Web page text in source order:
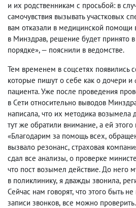
и их родственникам с просьбой: в
самочувствия вызывать участковых
вам отказали в медицинской помощи
в Минздрав, решение будет принято
порядке», — пояснили в ведомстве.
Тем временем в соцсетях появились
которые пишут о себе как о дочери и
пациента. Уже после проведения
в Сети относительно выводов
написала, что их методика возымела
тут же обратили внимание, а ей этого
«Благодарим за помощь всех,
вызвало резонанс, страховая
сдал все анализы, о проверке
что пост возымел действие. До него
в поликлинику, я дважды звонила,
Сейчас нам говорят, что этого быть
записи звонков, все можно